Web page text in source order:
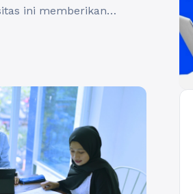
ini memberikan
pendidikan tinggi mereka
dengan menyediakan
mereka untuk
... Baca Selengkapnya